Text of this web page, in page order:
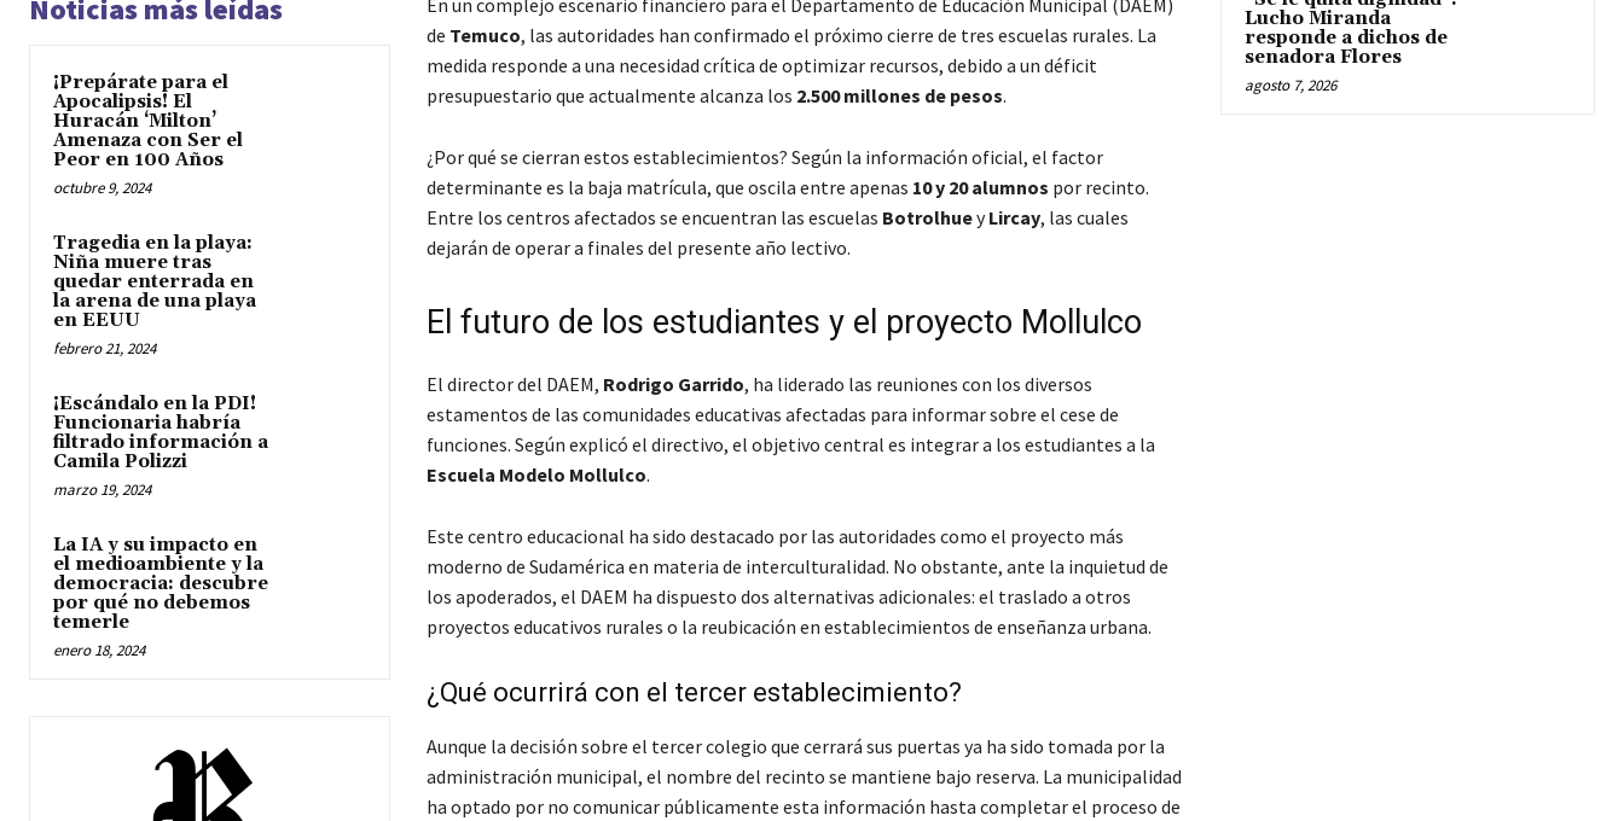
Noticias más leídas
¡Prepárate para el
Apocalipsis! El
Huracán ‘Milton’
Amenaza con Ser el
Peor en 100 Años
octubre 9, 2024
Tragedia en la playa:
Niña muere tras
quedar enterrada en
la arena de una playa
en EEUU
febrero 21, 2024
¡Escándalo en la PDI!
Funcionaria habría
filtrado información a
Camila Polizzi
marzo 19, 2024
La IA y su impacto en
el medioambiente y la
democracia: descubre
por qué no debemos
temerle
enero 18, 2024
En un complejo escenario financiero para el Departamento de Educación Municipal (DAEM)
de Temuco, las autoridades han confirmado el próximo cierre de tres escuelas rurales. La
medida responde a una necesidad crítica de optimizar recursos, debido a un déficit
presupuestario que actualmente alcanza los 2.500 millones de pesos.
¿Por qué se cierran estos establecimientos? Según la información oficial, el factor
determinante es la baja matrícula, que oscila entre apenas 10 y 20 alumnos por recinto.
Entre los centros afectados se encuentran las escuelas BotrolhueyLircay, las cuales
dejarán de operar a finales del presente año lectivo.
El futuro de los estudiantes y el proyecto Mollulco
El director del DAEM, Rodrigo Garrido, ha liderado las reuniones con los diversos
estamentos de las comunidades educativas afectadas para informar sobre el cese de
funciones. Según explicó el directivo, el objetivo central es integrar a los estudiantes a la
Escuela Modelo Mollulco.
Este centro educacional ha sido destacado por las autoridades como el proyecto más
moderno de Sudamérica en materia de interculturalidad. No obstante, ante la inquietud de
los apoderados, el DAEM ha dispuesto dos alternativas adicionales: el traslado a otros
proyectos educativos rurales o la reubicación en establecimientos de enseñanza urbana.
¿Qué ocurrirá con el tercer establecimiento?
Aunque la decisión sobre el tercer colegio que cerrará sus puertas ya ha sido tomada por la
administración municipal, el nombre del recinto se mantiene bajo reserva. La municipalidad
ha optado por no comunicar públicamente esta información hasta completar el proceso de
Lucho Miranda
responde a dichos de
senadora Flores
agosto 7, 2026